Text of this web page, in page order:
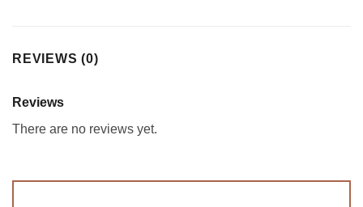
REVIEWS (0)
Reviews
There are no reviews yet.